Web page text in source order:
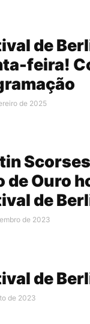
de
feira!
de 2025
de Ouro
de
de 2023
de
de 2023